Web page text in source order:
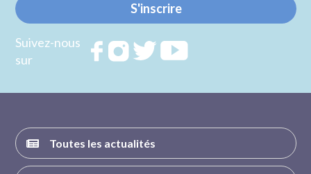
S'inscrire
Suivez-nous
sur
RejoignezRejoignezRejoignez
Toutes les actualités